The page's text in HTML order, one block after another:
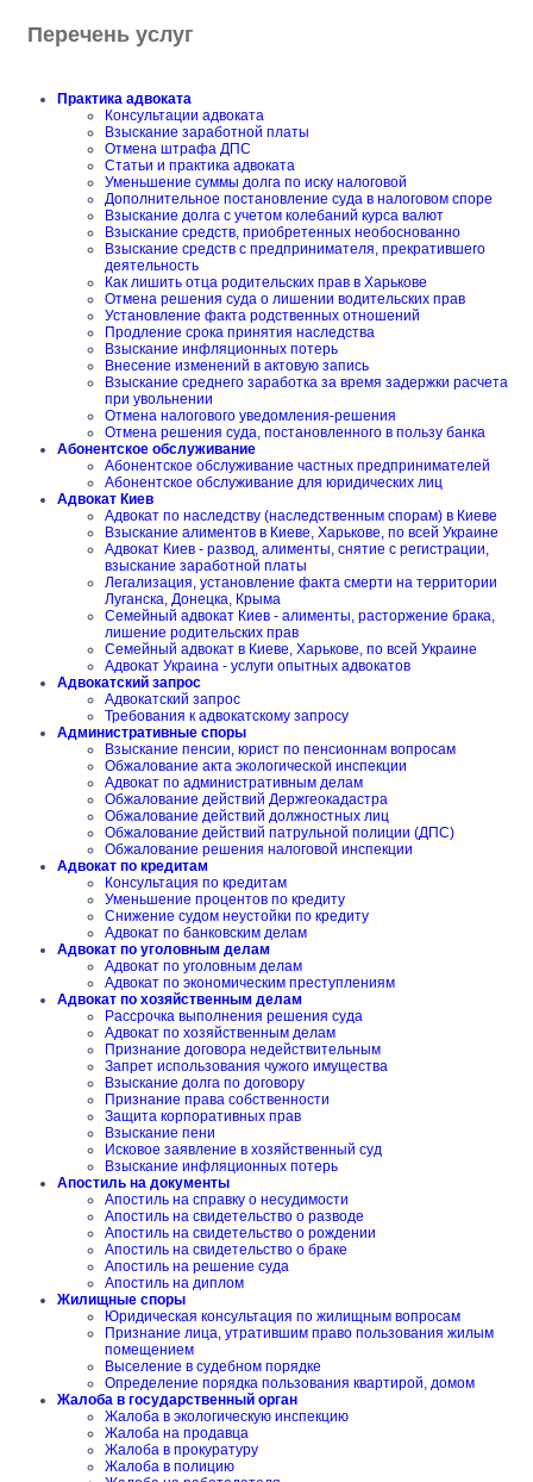
Перечень услуг
Практика адвоката
Консультации адвоката
Взыскание заработной платы
Отмена штрафа ДПС
Статьи и практика адвоката
Уменьшение суммы долга по иску налоговой
Дополнительное постановление суда в налоговом споре
Взыскание долга с учетом колебаний курса валют
Взыскание средств, приобретенных необоснованно
Взыскание средств с предпринимателя, прекратившего
деятельность
Как лишить отца родительских прав в Харькове
Отмена решения суда о лишении водительских прав
Установление факта родственных отношений
Продление срока принятия наследства
Взыскание инфляционных потерь
Внесение изменений в актовую запись
Взыскание среднего заработка за время задержки расчета
при увольнении
Отмена налогового уведомления-решения
Отмена решения суда, постановленного в пользу банка
Абонентское обслуживание
Абонентское обслуживание частных предпринимателей
Абонентское обслуживание для юридических лиц
Адвокат Киев
Адвокат по наследству (наследственным спорам) в Киеве
Взыскание алиментов в Киеве, Харькове, по всей Украине
Адвокат Киев - развод, алименты, снятие с регистрации,
взыскание заработной платы
Легализация, установление факта смерти на территории
Луганска, Донецка, Крыма
Семейный адвокат Киев - алименты, расторжение брака,
лишение родительских прав
Семейный адвокат в Киеве, Харькове, по всей Украине
Адвокат Украина - услуги опытных адвокатов
Адвокатский запрос
Адвокатский запрос
Требования к адвокатскому запросу
Административные споры
Взыскание пенсии, юрист по пенсионнам вопросам
Обжалование акта экологической инспекции
Адвокат по административным делам
Обжалование действий Держгеокадастра
Обжалование действий должностных лиц
Обжалование действий патрульной полиции (ДПС)
Обжалование решения налоговой инспекции
Адвокат по кредитам
Консультация по кредитам
Уменьшение процентов по кредиту
Снижение судом неустойки по кредиту
Адвокат по банковским делам
Адвокат по уголовным делам
Адвокат по уголовным делам
Адвокат по экономическим преступлениям
Адвокат по хозяйственным делам
Рассрочка выполнения решения суда
Адвокат по хозяйственным делам
Признание договора недействительным
Запрет использования чужого имущества
Взыскание долга по договору
Признание права собственности
Защита корпоративных прав
Взыскание пени
Исковое заявление в хозяйственный суд
Взыскание инфляционных потерь
Апостиль на документы
Апостиль на справку о несудимости
Апостиль на свидетельство о разводе
Апостиль на свидетельство о рождении
Апостиль на свидетельство о браке
Апостиль на решение суда
Апостиль на диплом
Жилищные споры
Юридическая консультация по жилищным вопросам
Признание лица, утратившим право пользования жилым
помещением
Выселение в судебном порядке
Определение порядка пользования квартирой, домом
Жалоба в государственный орган
Жалоба в экологическую инспекцию
Жалоба на продавца
Жалоба в прокуратуру
Жалоба в полицию